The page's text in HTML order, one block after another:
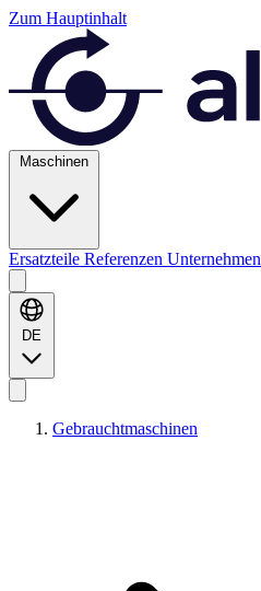
Zum Hauptinhalt
Maschinen
Ersatzteile Referenzen Unternehmen
DE
Gebrauchtmaschinen